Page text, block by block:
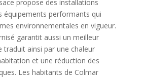
propose des installations
équipements performants qui
environnementales en vigueur.
garantit aussi un meilleur
traduit ainsi par une chaleur
et une réduction des
Les habitants de Colmar